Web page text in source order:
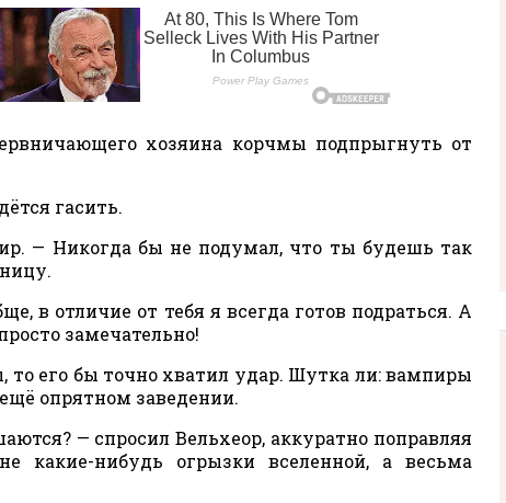
хозяина корчмы подпрыгнуть от
гасить.
— Никогда бы не подумал, что ты будешь так
в отличие от тебя я всегда готов подраться. А
замечательно!
его бы точно хватил удар. Шутка ли: вампиры
опрятном заведении.
— спросил Вельхеор, аккуратно поправляя
нибудь огрызки вселенной, а весьма